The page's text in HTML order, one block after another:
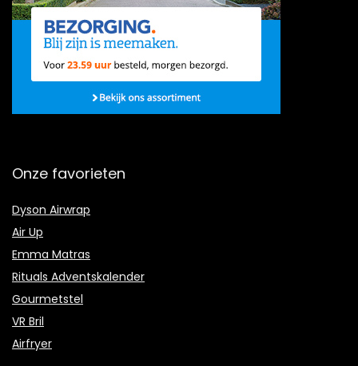
Onze favorieten
Dyson Airwrap
Air Up
Emma Matras
Rituals Adventskalender
Gourmetstel
VR Bril
Airfryer